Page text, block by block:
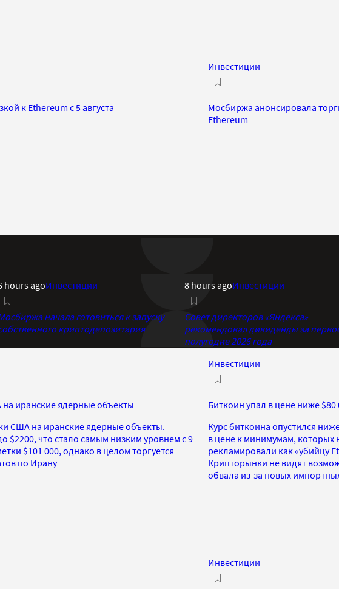
к Ethereum с 5 августа
Инвестиции
Мосбиржа анонсировала
Ethereum
hours agoИнвестиции
начала готовиться к запуску
криптодепозитария
8 hours agoИнвестиции
Совет директоров «Яндекса»
рекомендовал дивиденды за
полугодие 2026 года
иранские ядерные объекты
США на иранские ядерные объекты.
$2200, что стало самым низким уровнем с 9
$101 000, однако в целом торгуется
по Ирану
Инвестиции
Биткоин упал в цене ниже
Курс биткоина опустился
в цене к минимумам, которых
рекламировали как «убийцу
Крипторынки не видят
обвала из-за новых
Инвестиции